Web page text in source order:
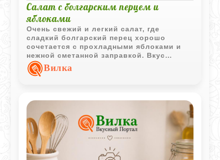
Салат с болгарским перцем и
яблоками
Очень свежий и легкий салат, где
сладкий болгарский перец хорошо
сочетается с прохладными яблоками и
нежной сметанной заправкой. Вкус
получается мягким, но не скучным, с
легкой сладостью и зелёным ароматом.
Вилка